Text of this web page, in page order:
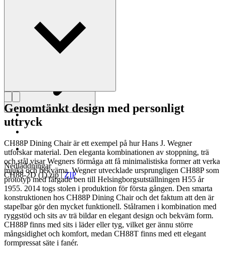
Läs mer om Hans J. Wegner
Nedladdningar
CH88-2D (1).zip|ZIP
Genomtänkt design med personligt
uttryck
CH88P Dining Chair är ett exempel på hur Hans J. Wegner
utforskar material. Den eleganta kombinationen av stoppning, trä
och stål visar Wegners förmåga att få minimalistiska former att verka
mjuka och bekväma. Wegner utvecklade ursprungligen CH88P som
prototyp med färgade ben till Helsingborgsutställningen H55 år
1955. 2014 togs stolen i produktion för första gången. Den smarta
konstruktionen hos CH88P Dining Chair och det faktum att den är
stapelbar gör den mycket funktionell. Stålramen i kombination med
ryggstöd och sits av trä bildar en elegant design och bekväm form.
CH88P finns med sits i läder eller tyg, vilket ger ännu större
mångsidighet och komfort, medan CH88T finns med ett elegant
formpressat säte i fanér.